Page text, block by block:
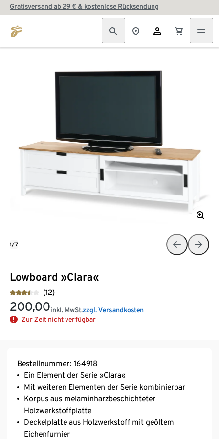
Gratisversand ab 29 € & kostenlose Rücksendung
Lowboard »Clara«
(12)
200,00inkl. MwSt.zzgl. Versandkosten
Zur Zeit nicht verfügbar
1/7
Bestellnummer: 164918
Ein Element der Serie »Clara«
Mit weiteren Elementen der Serie kombinierbar
Korpus aus melaminharzbeschichteter
Holzwerkstoffplatte
Deckelplatte aus Holzwerkstoff mit geöltem
Eichenfurnier